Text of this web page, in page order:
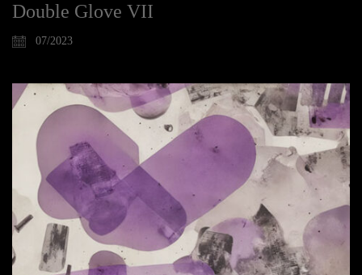
Double Glove VII
07/2023